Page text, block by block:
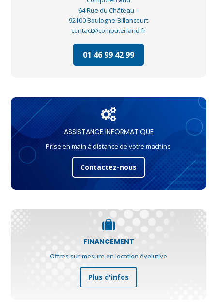
64 Rue du Château –
92100 Boulogne-Billancourt
contact@computerland.fr
01 46 99 42 99
ASSISTANCE INFORMATIQUE
Prise en main à distance de votre machine
Contactez-nous
FINANCEMENT
Offres sur-mesure en location évolutive
Plus d'infos